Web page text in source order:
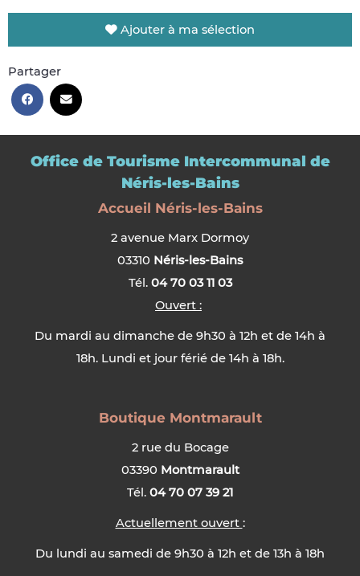
Ajouter à ma sélection
Partager
Office de Tourisme Intercommunal de
Néris-les-Bains
Accueil Néris-les-Bains
2 avenue Marx Dormoy
03310 Néris-les-Bains
Tél. 04 70 03 11 03
Ouvert :
Du mardi au dimanche de 9h30 à 12h et de 14h à
18h. Lundi et jour férié de 14h à 18h.
Boutique Montmarault
2 rue du Bocage
03390 Montmarault
Tél. 04 70 07 39 21
Actuellement ouvert :
Du lundi au samedi de 9h30 à 12h et de 13h à 18h